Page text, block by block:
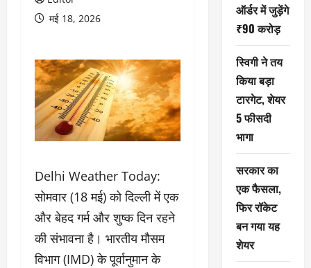
मई 18, 2026
Delhi Weather Today:
सोमवार (18 मई) को दिल्ली में एक
और बेहद गर्म और शुष्क दिन रहने
की संभावना है। भारतीय मौसम
विभाग (IMD) के पूर्वानुमान के
ऑर्डर में जुड़ेंगे
₹90 करोड़
स्विगी ने तय
किया बड़ा
टारगेट, शेयर
5 फीसदी
भागा
सरकार का
एक फैसला,
फिर रॉकेट
बन गया यह
शेयर